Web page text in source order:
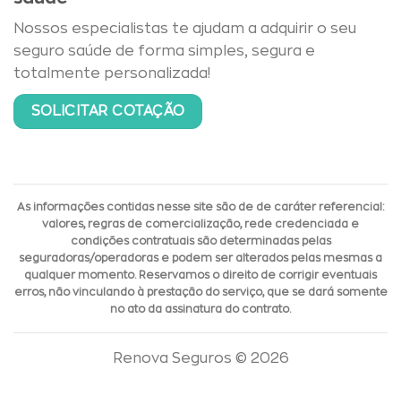
Nossos especialistas te ajudam a adquirir o seu
seguro saúde de forma simples, segura e
totalmente personalizada!
SOLICITAR COTAÇÃO
As informações contidas nesse site são de de caráter referencial:
valores, regras de comercialização, rede credenciada e
condições contratuais são determinadas pelas
seguradoras/operadoras e podem ser alterados pelas mesmas a
qualquer momento. Reservamos o direito de corrigir eventuais
erros, não vinculando à prestação do serviço, que se dará somente
no ato da assinatura do contrato.
Renova Seguros © 2026